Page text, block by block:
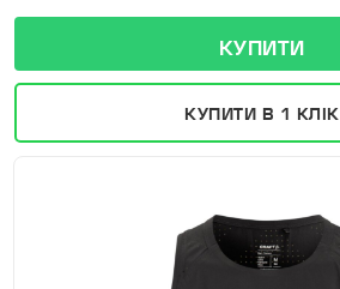
КУПИТИ В 1 КЛІК